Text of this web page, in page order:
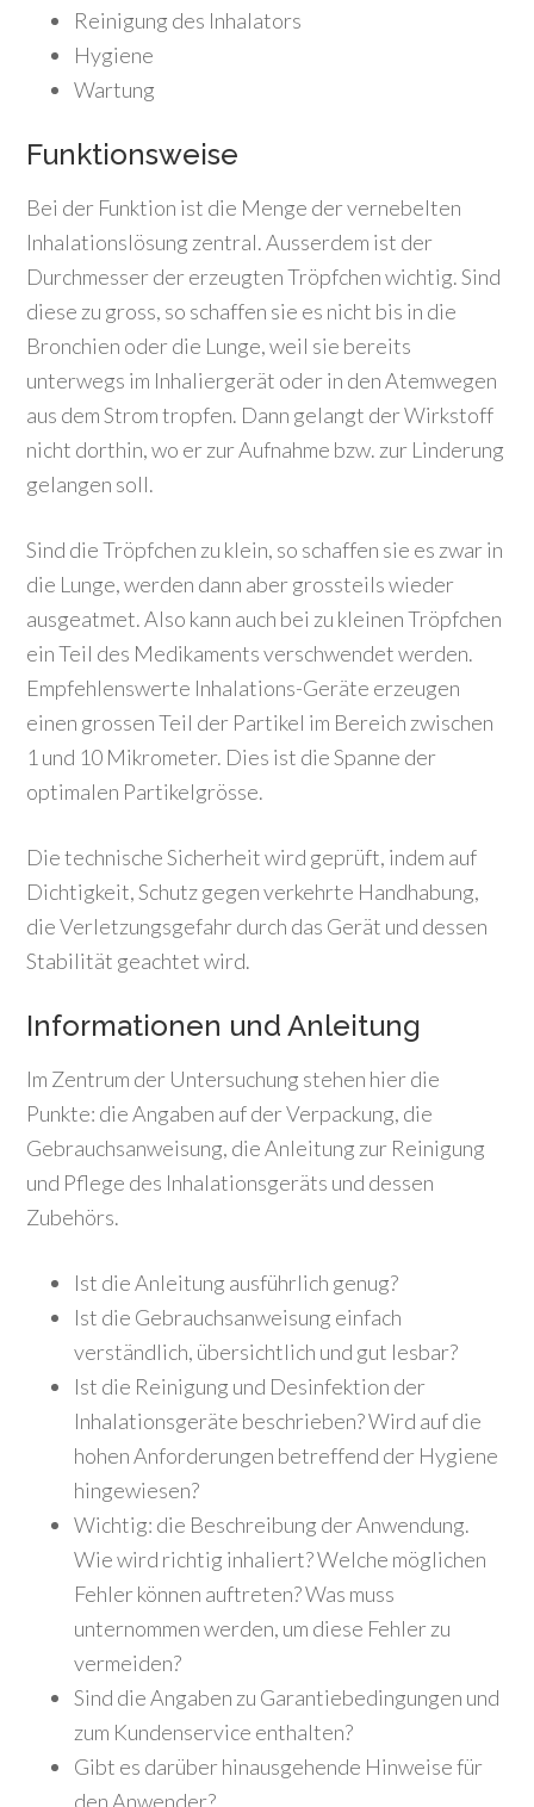
Reinigung des Inhalators
Hygiene
Wartung
Funktionsweise
Bei der Funktion ist die Menge der vernebelten
Inhalationslösung zentral. Ausserdem ist der
Durchmesser der erzeugten Tröpfchen wichtig. Sind
diese zu gross, so schaffen sie es nicht bis in die
Bronchien oder die Lunge, weil sie bereits
unterwegs im Inhaliergerät oder in den Atemwegen
aus dem Strom tropfen. Dann gelangt der Wirkstoff
nicht dorthin, wo er zur Aufnahme bzw. zur Linderung
gelangen soll.
Sind die Tröpfchen zu klein, so schaffen sie es zwar in
die Lunge, werden dann aber grossteils wieder
ausgeatmet. Also kann auch bei zu kleinen Tröpfchen
ein Teil des Medikaments verschwendet werden.
Empfehlenswerte Inhalations-Geräte erzeugen
einen grossen Teil der Partikel im Bereich zwischen
1 und 10 Mikrometer. Dies ist die Spanne der
optimalen Partikelgrösse.
Die technische Sicherheit wird geprüft, indem auf
Dichtigkeit, Schutz gegen verkehrte Handhabung,
die Verletzungsgefahr durch das Gerät und dessen
Stabilität geachtet wird.
Informationen und Anleitung
Im Zentrum der Untersuchung stehen hier die
Punkte: die Angaben auf der Verpackung, die
Gebrauchsanweisung, die Anleitung zur Reinigung
und Pflege des Inhalationsgeräts und dessen
Zubehörs.
Ist die Anleitung ausführlich genug?
Ist die Gebrauchsanweisung einfach
verständlich, übersichtlich und gut lesbar?
Ist die Reinigung und Desinfektion der
Inhalationsgeräte beschrieben? Wird auf die
hohen Anforderungen betreffend der Hygiene
hingewiesen?
Wichtig: die Beschreibung der Anwendung.
Wie wird richtig inhaliert? Welche möglichen
Fehler können auftreten? Was muss
unternommen werden, um diese Fehler zu
vermeiden?
Sind die Angaben zu Garantiebedingungen und
zum Kundenservice enthalten?
Gibt es darüber hinausgehende Hinweise für
den Anwender?